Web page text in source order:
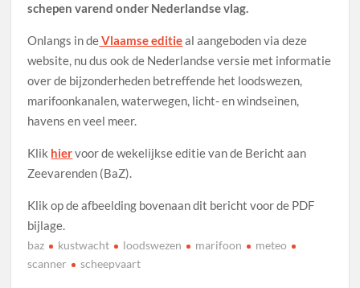
schepen varend onder Nederlandse vlag.
Onlangs in deVlaamse editieal aangeboden via deze
website, nu dus ook de Nederlandse versie met informatie
over de bijzonderheden betreffende het loodswezen,
marifoonkanalen, waterwegen, licht- en windseinen,
havens en veel meer.
Klik hiervoor de wekelijkse editie van de Bericht aan
Zeevarenden (BaZ).
Klik op de afbeelding bovenaan dit bericht voor de PDF
bijlage.
baz kustwacht loodswezen marifoon
meteo
scanner
scheepvaart